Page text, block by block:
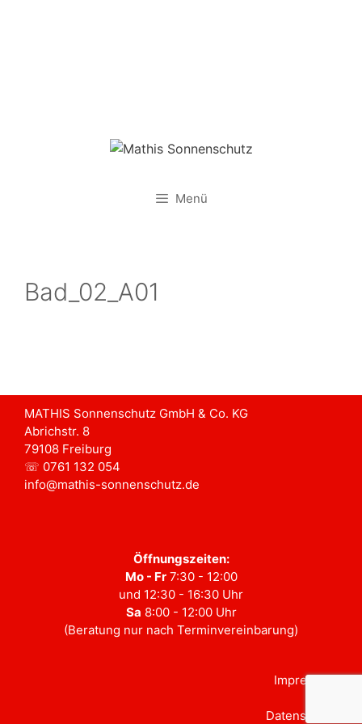
Menü
Bad_02_A01
MATHIS Sonnenschutz GmbH & Co. KG
Abrichstr. 8
79108 Freiburg
☏ 0761 132 054
info@mathis-sonnenschutz.de
Öffnungszeiten:
Mo - Fr7:30 - 12:00
und 12:30 - 16:30 Uhr
Sa 8:00 - 12:00 Uhr
(Beratung nur nach Terminvereinbarung)
Impressum
Datenschutz